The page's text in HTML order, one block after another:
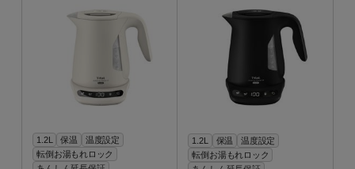
1.2L 保温
温度設定
転倒お湯もれロック
1.2L 保温
温度設定
転倒お湯もれロック